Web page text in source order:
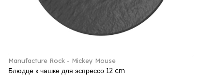
Manufacture Rock - Mickey Mouse
Блюдце к чашке для эспрессо 12 cm